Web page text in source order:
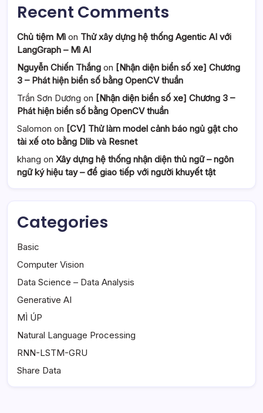
Recent Comments
Chủ tiệm Mì on Thử xây dựng hệ thống Agentic AI với
LangGraph – Mì AI
Nguyễn Chiến Thắng on [Nhận diện biển số xe] Chương
3 – Phát hiện biển số bằng OpenCV thuần
Trần Sơn Dương on [Nhận diện biển số xe] Chương 3 –
Phát hiện biển số bằng OpenCV thuần
Salomon on [CV] Thử làm model cảnh báo ngủ gật cho
tài xế oto bằng Dlib và Resnet
khang on Xây dựng hệ thống nhận diện thủ ngữ – ngôn
ngữ ký hiệu tay – để giao tiếp với người khuyết tật
Categories
Basic
Computer Vision
Data Science – Data Analysis
Generative AI
MÌ ÚP
Natural Language Processing
RNN-LSTM-GRU
Share Data